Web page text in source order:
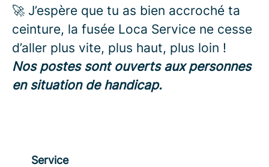
🚀 J’espère que tu as bien accroché ta
ceinture, la fusée Loca Service ne cesse
d’aller plus vite, plus haut, plus loin !
Nos postes sont ouverts aux personnes
en situation de handicap.
Service